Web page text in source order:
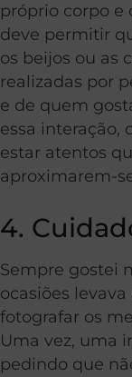
próprio corpo e
deve permitir
os beijos ou as
realizadas por
e de quem
essa interação,
estar atentos
aproximarem-
4.
Sempre gostei
ocasiões
fotografar os
Uma vez, uma
pedindo que